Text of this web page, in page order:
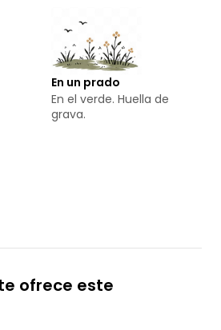
En un prado
En el verde. Huella de
grava.
ofrece este